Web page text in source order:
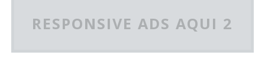
RESPONSIVE ADS AQUI 2